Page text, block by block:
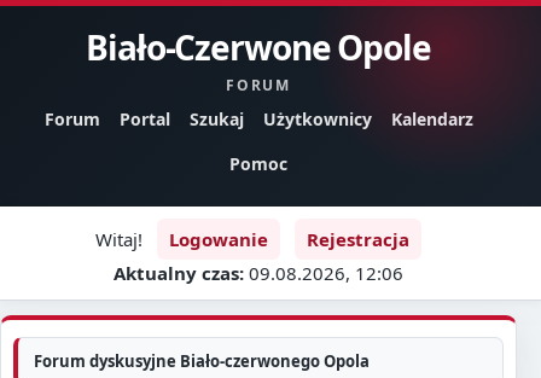
Biało-Czerwone Opole
FORUM
Forum Portal Szukaj Użytkownicy
Kalendarz
Pomoc
Witaj! Logowanie
Rejestracja
Aktualny czas: 09.08.2026, 12:06
Forum dyskusyjne Biało-czerwonego Opola